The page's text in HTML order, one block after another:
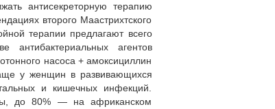
антисекреторную терапию
второго Маастрихтского
терапии предлагают всего
антибактериальных агентов
насоса + амоксициллин
у женщин в развивающихся
и кишечных инфекций.
до 80% — на африканском